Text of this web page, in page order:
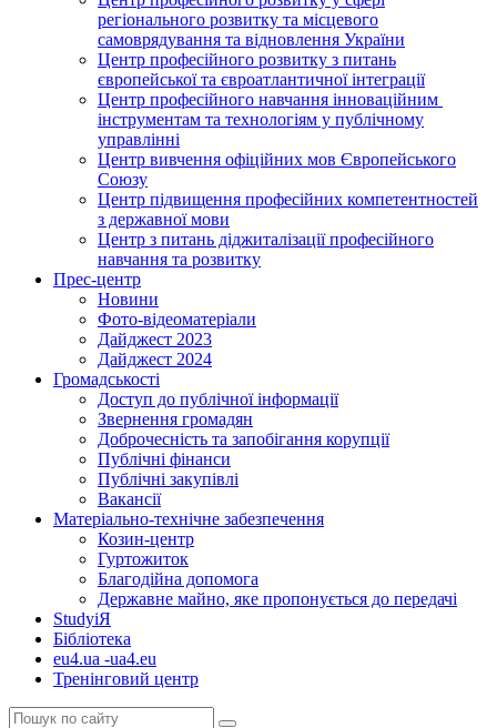
регіонального розвитку та місцевого
самоврядування та відновлення України
Центр професійного розвитку з питань
європейської та євроатлантичної інтеграції
Центр професійного навчання інноваційним
інструментам та технологіям у публічному
управлінні
Центр вивчення офіційних мов Європейського
Союзу
Центр підвищення професійних компетентностей
з державної мови
Центр з питань діджиталізації професійного
навчання та розвитку
Прес-центр
Новини
Фото-відеоматеріали
Дайджест 2023
Дайджест 2024
Громадськості
Доступ до публічної інформації
Звернення громадян
Доброчесність та запобігання корупції
Публічні фінанси
Публічні закупівлі
Вакансії
Матеріально-технічне забезпечення
Козин-центр
Гуртожиток
Благодійна допомога
Державне майно, яке пропонується до передачі
StudyіЯ
Бібліотека
eu4.ua -ua4.eu
Тренінговий центр